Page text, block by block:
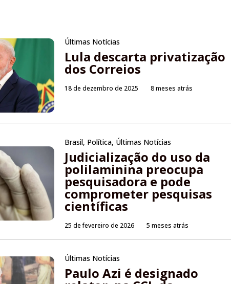
Últimas Notícias
Lula descarta privatização
dos Correios
18 de dezembro de 2025 8 meses atrás
Brasil, Política, Últimas Notícias
Judicialização do uso da
polilaminina preocupa
pesquisadora e pode
comprometer pesquisas
científicas
25 de fevereiro de 2026 5 meses atrás
Últimas Notícias
Paulo Azi é designado